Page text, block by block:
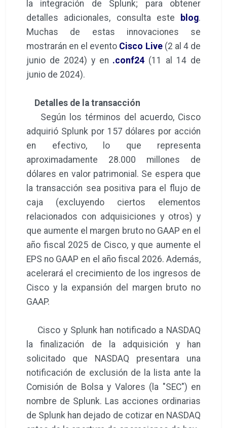
la integración de Splunk; para obtener
detalles adicionales, consulta este
blog.
Muchas de estas innovaciones se
mostrarán en el evento Cisco Live (2 al 4 de
junio de 2024) y en .conf24 (11 al 14 de
junio de 2024).
Detalles de la transacción
Según los términos del acuerdo, Cisco
adquirió Splunk por 157 dólares por acción
en efectivo, lo que representa
aproximadamente 28.000 millones de
dólares en valor patrimonial. Se espera que
la transacción sea positiva para el flujo de
caja (excluyendo ciertos elementos
relacionados con adquisiciones y otros) y
que aumente el margen bruto no GAAP en el
año fiscal 2025 de Cisco, y que aumente el
EPS no GAAP en el año fiscal 2026. Además,
acelerará el crecimiento de los ingresos de
Cisco y la expansión del margen bruto no
GAAP.
Cisco y Splunk han notificado a NASDAQ
la finalización de la adquisición y han
solicitado que NASDAQ presentara una
notificación de exclusión de la lista ante la
Comisión de Bolsa y Valores (la "SEC") en
nombre de Splunk. Las acciones ordinarias
de Splunk han dejado de cotizar en NASDAQ